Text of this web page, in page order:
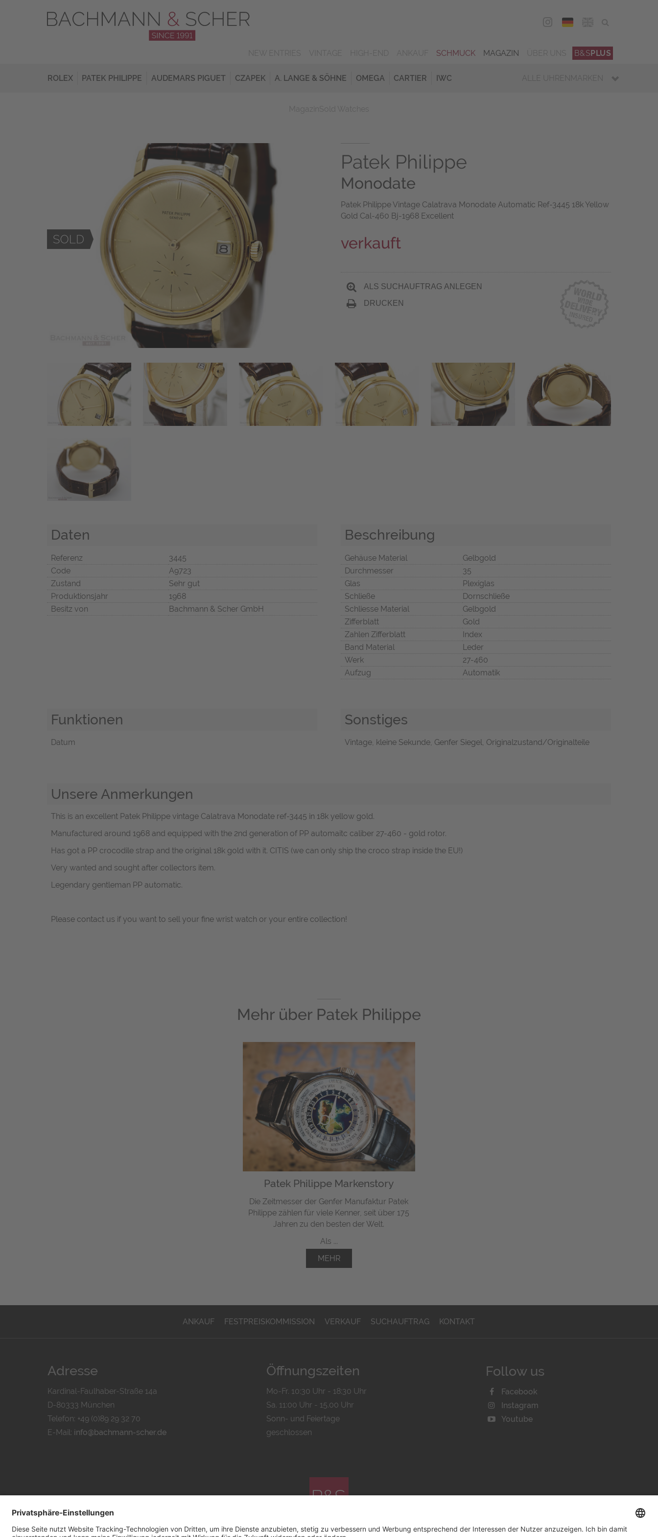
DEU
SCHMUCK MAGAZIN B&SPLUS
ROLEX PATEK PHILIPPE AUDEMARS PIGUET CZAPEK A. LANGE & SÖHNE OMEGA CARTIER IWC ALLE UHRENMARKEN
Patek Philippe
Monodate
Patek Philippe Vintage Calatrava Monodate Automatic Ref-3445 18k Yellow
Gold Cal-460 Bj-1968 Excellent
verkauft
ALS SUCHAUFTRAG ANLEGEN
DRUCKEN
Daten
Referenz
3445
Code
A9723
Zustand
Sehr gut
Produktionsjahr
1968
Besitz von
Bachmann & Scher GmbH
Beschreibung
Gehäuse Material
Gelbgold
Durchmesser
35
Glas
Plexiglas
Schließe
Dornschließe
Schliesse Material
Gelbgold
Zifferblatt
Gold
Zahlen Zifferblatt
Index
Band Material
Leder
Werk
27-460
Aufzug
Automatik
Funktionen
Datum
Sonstiges
Vintage, kleine Sekunde, Genfer Siegel, Originalzustand/Originalteile
Unsere Anmerkungen
This is an excellent Patek Philippe vintage Calatrava Monodate ref-3445 in 18k yellow gold.
Manufactured around 1968 and equipped with the 2nd generation of PP automaitc caliber 27-460 - gold rotor.
Has got a PP crocodile strap and the original 18k gold with it. CITIS (we can only ship the croco strap inside the EU!)
Very wanted and sought after collectors item.
Legendary gentleman PP automatic.
Please contact us if you want to sell your fine wrist watch or your entire collection!
Mehr über Patek Philippe
Patek Philippe Markenstory
Die Zeitmesser der Genfer Manufaktur Patek
Philippe zählen für viele Kenner, seit über 175
Jahren zu den besten der Welt.
Als ...
MEHR
ANKAUF FESTPREISKOMMISSION VERKAUF SUCHAUFTRAG KONTAKT
Adresse
Kardinal-Faulhaber-Straße 14a
D-80333 München
Telefon: +49 (0)89 29 32 70
E-Mail: info@bachmann-scher.de
Öffnungszeiten
Mo-Fr. 10:30 Uhr - 18:30 Uhr
Sa. 11:00 Uhr - 15.00 Uhr
Sonn- und Feiertage
geschlossen
Follow us
Facebook
Instagram
Youtube
© 2026 by Bachmann & Scher GmbH / Watchandco GmbH